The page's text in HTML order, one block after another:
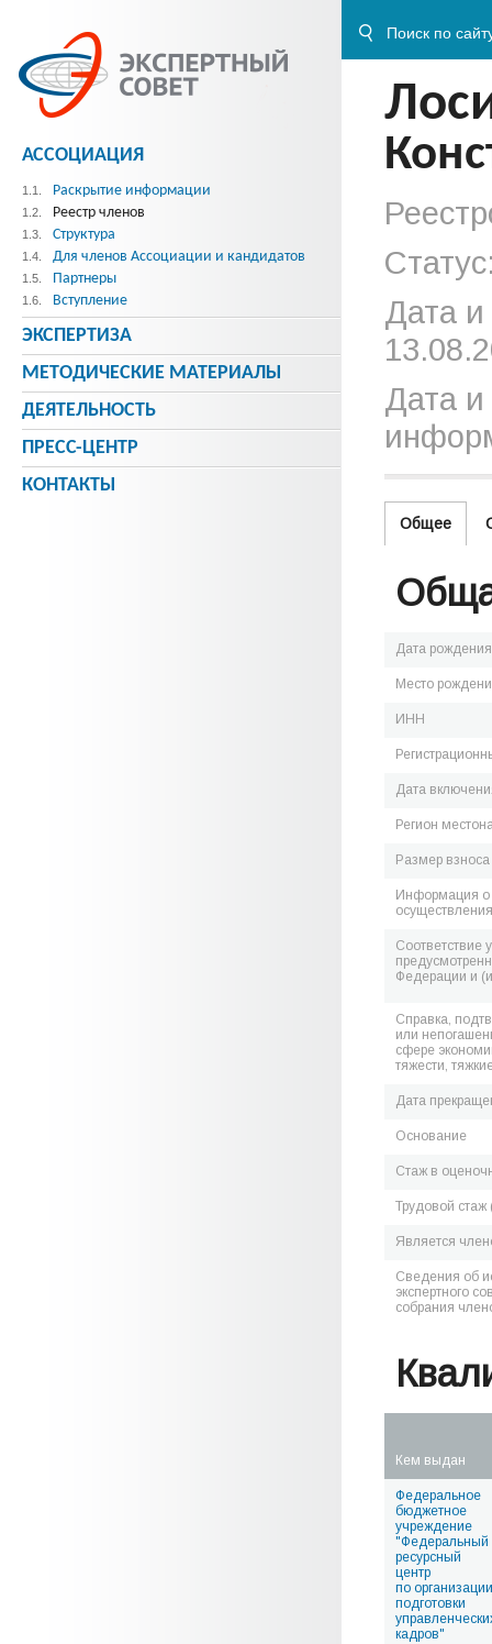
Дата
Дата и
Общее
Дата рождения
Место
ИНН
Дата
Регион
Размер
Информация о
Соответствие
Федерации и
Справка,
или
сфере
тяжести,
Дата
Основание
Стаж в
Трудовой стаж
Является
Сведения об
экспертного
собрания
Кем выдан
Федеральное
бюджетное
учреждение
"Федеральный
ресурсный
центр
по организации
подготовки
кадров"
АССОЦИАЦИЯ
1.1. Раскрытие информации
1.2. Реестр членов
1.3. Структура
1.4. Для членов Ассоциации и кандидатов
1.5. Партнеры
1.6. Вступление
ЭКСПЕРТИЗА
МЕТОДИЧЕСКИE МАТЕРИАЛЫ
ДЕЯТЕЛЬНОСТЬ
ПРЕСС-ЦЕНТР
КОНТАКТЫ